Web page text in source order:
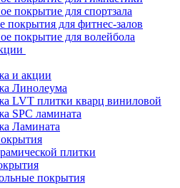
покрытие для спортзала
покрытия для фитнес-залов
покрытие для волейбола
и акции
Линолеума
LVT плитки кварц виниловой
SPC ламината
Ламината
плитки
покрытия